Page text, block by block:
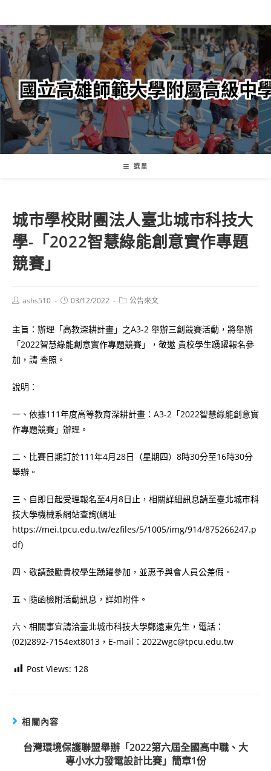
轉
至
主
內
容
選單
城市學校財團法人臺北城市科技大
學-「2022智慧綠能創意實作專題
競賽」
Postashs510
Post03/12/2022
Post公告來文
主旨：辦理「高教深耕計畫」之A3-2 舉辦三創競賽活動，將舉辦
「2022智慧綠能創意實作專題競賽」，敬邀 貴校學生踴躍報名參
加，請 查照。
說明：
一、依據111年度高等教育深耕計畫：A3-2「2022智慧綠能創意實
作專題競賽」辦理。
二、比賽日期訂於111年4月28日（星期四）8時30分至16時30分
舉辦。
三、自即日起受理報名至4月8日止，相關詳細訊息請至臺北城市科
技大學機械系網站查詢(網址
https://mei.tpcu.edu.tw/ezfiles/5/1005/img/914/875266247.p
df)
四、敬請鼓勵貴校學生踴躍參加，並惠予與會人員公差假。
五、隨函檢附活動訊息，詳如附件。
六、相關事宜請洽臺北城市科技大學鄭遠東先生，電話：
(02)2892-7154ext8013，E-mail：2022wgc@tpcu.edu.tw
Post Views: 128
相關內容
台灣環境保護聯盟舉辦「2022第六屆全國高中職、大
專小水力發電設計比賽」簡章1份